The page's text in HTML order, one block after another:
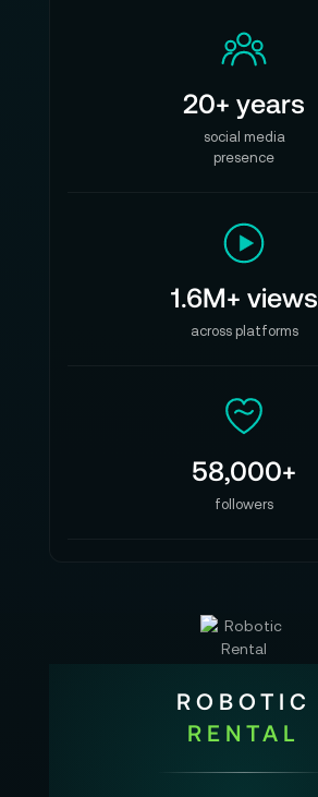
20+ years
social media
presence
1.6M+ views
across platforms
58,000+
followers
ROBOTIC
RENTAL